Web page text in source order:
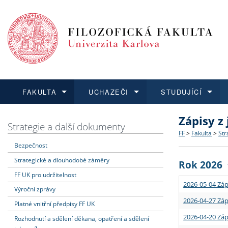
FAKULTA
Dozvědět se více
Struktura
Strategie
Podpora
UCHAZEČI
Podat přihlášku
Co
Učitelské
STUDUJÍCÍ
Dozvědět se více
Rigorózní
Dozvědět se více
O vědě a
Granty a
Dozvědět se více
Aktuální
Strategie a další dokumenty
Bezpečnost
Strategické a dlouhodobé záměry
FF UK pro udržitelnost
Výroční zprávy
Platné vnitřní předpisy FF UK
Rozhodnutí a sdělení děkana, opatření a sdělení
Zápisy
FF > Fakulta >
Rok 2026
2026-05-04
2026-04-27
2026-04-20